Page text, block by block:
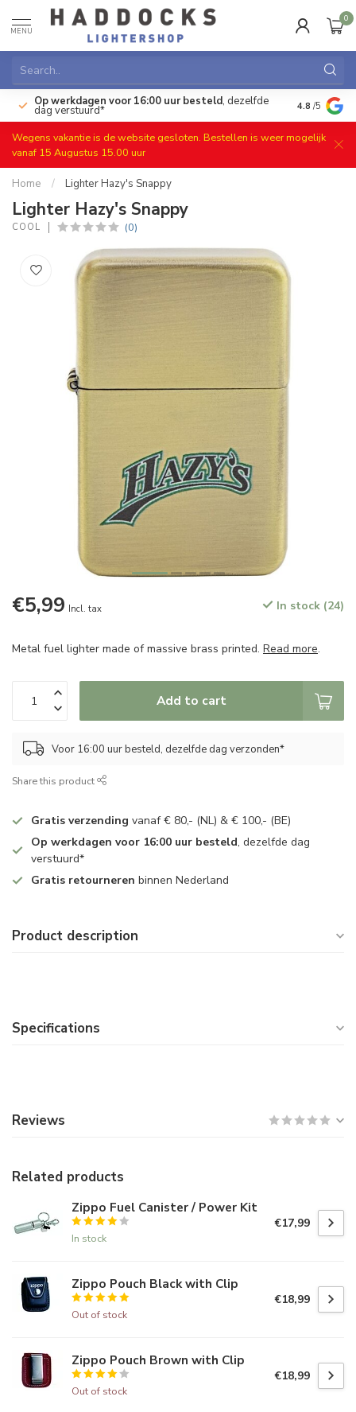
MENU
0
Op werkdagen voor 16:00 uur besteld, dezelfde
dag verstuurd* Gratis
4.8 /5
Wegens vakantie is de website gesloten. Bestellen is weer mogelijk
vanaf 15 Augustus 15.00 uur
Home / Lighter Hazy's Snappy
Lighter Hazy's Snappy
COOL (0)
€5,99 Incl. tax In stock (24)
Metal fuel lighter made of massive brass printed. Read more.
Add to cart
Voor 16:00 uur besteld, dezelfde dag verzonden*
Share this product
Gratis verzending vanaf € 80,- (NL) & € 100,- (BE)
Op werkdagen voor 16:00 uur besteld, dezelfde dag
verstuurd*
Gratis retourneren binnen Nederland
Product description
Specifications
Reviews
Related products
Zippo Fuel Canister / Power Kit
In stock
€17,99
Zippo Pouch Black with Clip
Out of stock
€18,99
Zippo Pouch Brown with Clip
Out of stock
€18,99